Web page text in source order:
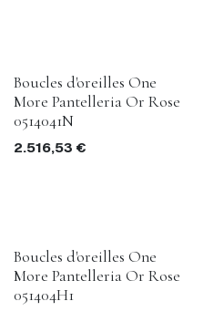
Boucles d'oreilles One
More Pantelleria Or Rose
0514041N
2.516,53 €
Boucles d'oreilles One
More Pantelleria Or Rose
051404H1